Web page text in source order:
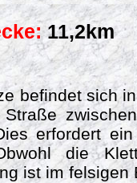
11,2km
befindet sich
erfordert
die
ist im